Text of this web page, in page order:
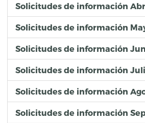
Solicitudes de información
Solicitudes de información
Solicitudes de información
Solicitudes de información
Solicitudes de información
Solicitudes de información